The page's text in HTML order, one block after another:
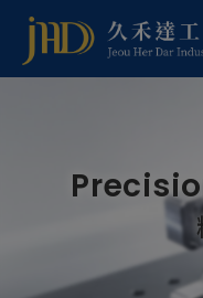
Cookie管理面板